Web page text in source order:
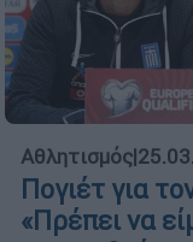
Αθλητισμός|
Πογιέτ για
«Πρέπει να